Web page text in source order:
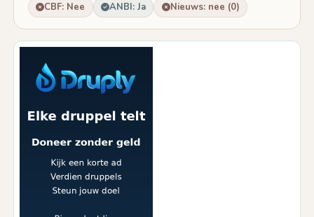
CBF: Nee ANBI: Ja Nieuws: nee (0)